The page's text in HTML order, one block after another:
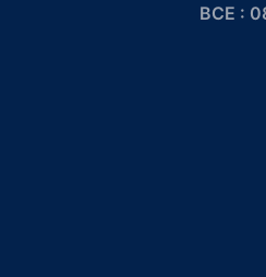
BCE :